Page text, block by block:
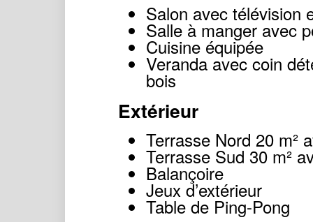
Salon avec télévision
Salle à manger avec
Cuisine équipée
Veranda avec coin
bois
Extérieur
Terrasse Nord 20 m²
Terrasse Sud 30 m²
Balançoire
Jeux d’extérieur
Table de Ping-Pong